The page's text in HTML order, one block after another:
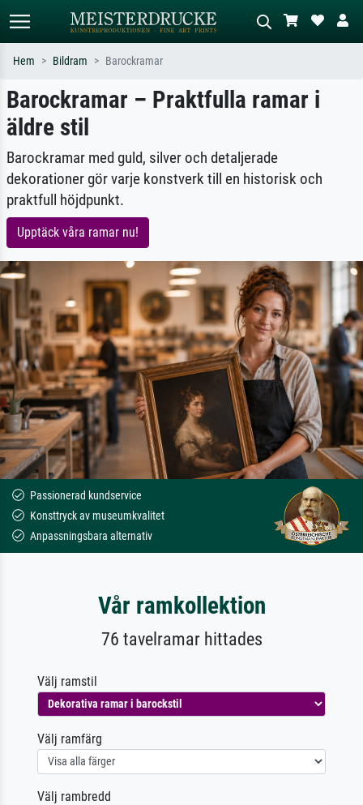
Standardsök AI-bildsökning
Sök efter konstnär, titel eller stil –
t.ex. Monet, Stjärnenatt,
impressionism, Hokusai-våg, naken.
oljemålning, stående naken bredvid ett
träd.
Hem Bildram Barockramar
Barockramar – Praktfulla ramar i
äldre stil
Barockramar med guld, silver och detaljerade
dekorationer gör varje konstverk till en historisk och
praktfull höjdpunkt.
Upptäck våra ramar nu!
Passionerad kundservice
Konsttryck av museumkvalitet
Anpassningsbara alternativ
Vår ramkollektion
76 tavelramar hittades
Välj ramstil
Välj ramfärg
Välj rambredd